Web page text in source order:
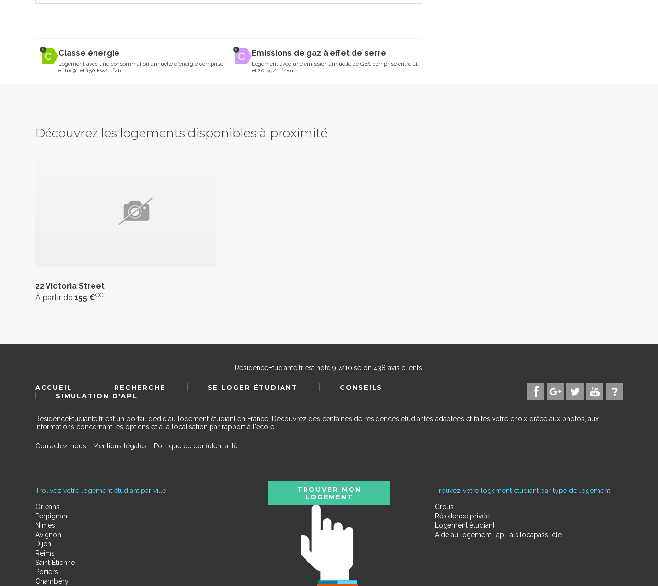
Classe énergie
Logement avec une consommation annuelle d’énergie comprise
entre 91 et 150 kw/m²/h
Emissions de gaz à effet de serre
Logement avec une emission annuelle de GES comprise entre 11
et 20 kg/m²/an
Découvrez les logements disponibles à proximité
22 Victoria Street
À partir de 155 €CC
ResidenceEtudiante.frest noté 9,7/10 selon 438 avis clients.
ACCUEIL RECHERCHE SE LOGER ÉTUDIANT
CONSEILS
SIMULATION D'APL
RésidenceÉtudiante.fr est un portail dédié au logement étudiant en France. Découvrez des centaines de résidences étudiantes adaptées et faites votre choix grâce aux photos, aux
informations concernant les options et à la localisation par rapport à l'école.
Contactez-nous - Mentions légales - Politique de confidentialité
Trouvez votre logement étudiant par ville
Orléans
Perpignan
Nimes
Avignon
Dijon
Reims
Saint Étienne
Poitiers
Chambéry
Trouvez votre logement étudiant par type de logement
Crous
Résidence privée
Logement étudiant
Aide au logement : apl, als,locapass, cle
TROUVER MON
LOGEMENT